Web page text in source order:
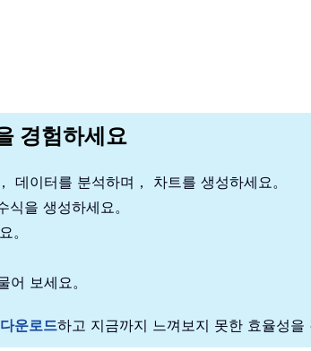
경험하세요
데이터를 분석하며， 차트를 생성하세요。
식을 생성하세요。
。
어 보세요。
운로드하고 지금까지 느껴보지 못한 효율성을